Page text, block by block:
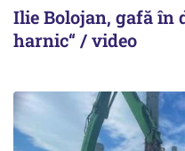
Ilie Bolojan, gafă în
harnic“ / video